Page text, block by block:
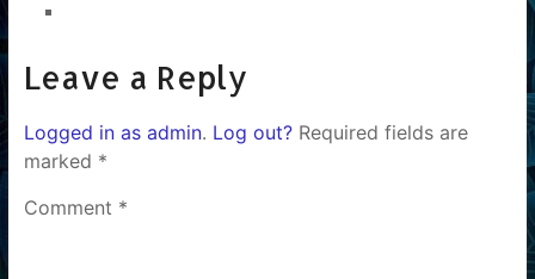
Leave a Reply
Logged in as admin. Log out?Required fields are
marked *
Comment *